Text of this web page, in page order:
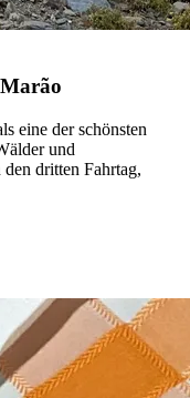
eine der schönsten
und
dritten Fahrtag,